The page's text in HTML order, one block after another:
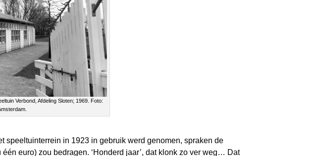
Verbond, Afdeling Sloten; 1969. Foto:
speeltuinterrein in 1923 in gebruik werd genomen, spraken de
euro) zou bedragen. ‘Honderd jaar’, dat klonk zo ver weg… Dat